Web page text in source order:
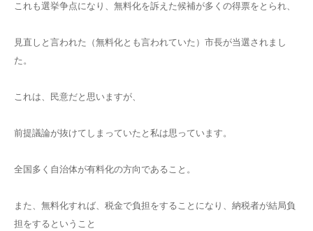
これも選挙争点になり、無料化を訴えた候補が多くの得票をとられ、
見直しと言われた（無料化とも言われていた）市長が当選されまし
た。
これは、民意だと思いますが、
前提議論が抜けてしまっていたと私は思っています。
全国多く自治体が有料化の方向であること。
また、無料化すれば、税金で負担をすることになり、納税者が結局負
担をするということ